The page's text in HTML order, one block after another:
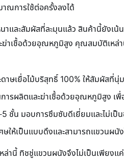
าณการใช้ต่อครั้งลงได้
าและสัมผัสที่ละมุนแล้ว สินค้านี้ยังเน้
ฆ่าเชื้อด้วยอุณหภูมิสูง คุณสมบัติเหล่
าษเยื่อไม้บริสุทธิ์ 100% ให้สัมผัสที่นุ่
ารผลิตและฆ่าเชื้อด้วยอุณหภูมิสูง เ
ชั้น มอบการซึมซับดีเยี่ยมและไม่เป็
ให้เป็นแบบดึงและสามารถแขวนผนั
านี้ ทิชชู่แขวนผนังจึงไม่เป็นเพียงแ